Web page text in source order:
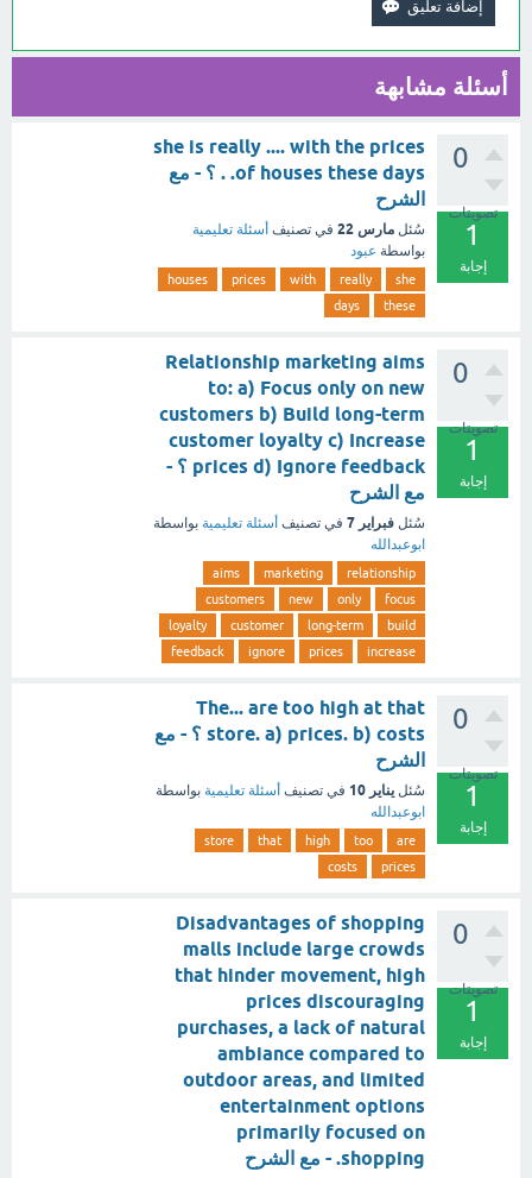
أسئلة مشابهة
0
تصويتات
1
إجابة
she is really .... with the prices
of houses these days. . ؟ - مع
الشرح
سُئل مارس 22 في تصنيف أسئلة تعليمية
بواسطة عبود
she
really
with
prices
houses
these
days
0
تصويتات
1
إجابة
Relationship marketing aims
to: a) Focus only on new
customers b) Build long-term
customer loyalty c) Increase
prices d) Ignore feedback ؟ -
مع الشرح
سُئل فبراير 7 في تصنيف أسئلة تعليمية بواسطة
ابوعبدالله
relationship
marketing
aims
focus
only
new
customers
build
long-term
customer
loyalty
increase
prices
ignore
feedback
0
تصويتات
1
إجابة
The... are too high at that
store. a) prices. b) costs ؟ - مع
الشرح
سُئل يناير 10 في تصنيف أسئلة تعليمية بواسطة
ابوعبدالله
are
too
high
that
store
prices
costs
0
تصويتات
1
إجابة
Disadvantages of shopping
malls include large crowds
that hinder movement, high
prices discouraging
purchases, a lack of natural
ambiance compared to
outdoor areas, and limited
entertainment options
primarily focused on
shopping. - مع الشرح